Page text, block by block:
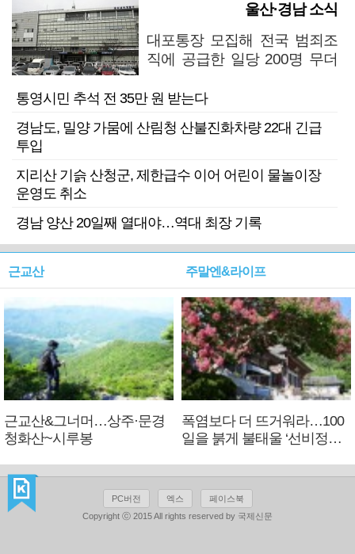
울산·경남 소식
대포통장 모집해 전국 범죄조
직에 공급한 일당 200명 무더
통영시민 추석 전 35만 원 받는다
경남도, 밀양 가뭄에 산림청 산불진화차량 22대 긴급
투입
지리산 기슭 산청군, 제한급수 이어 어린이 물놀이장
운영도 취소
경남 양산 20일째 열대야…역대 최장 기록
근교산
근교산&그너머…상주·문경
청화산~시루봉
주말엔&라이프
폭염보다 더 뜨거워라…100
일을 붉게 불태울 ‘선비정신’
PC버전 엑스
페이스북
Copyright ⓒ 2015 All rights reserved by 국제신문